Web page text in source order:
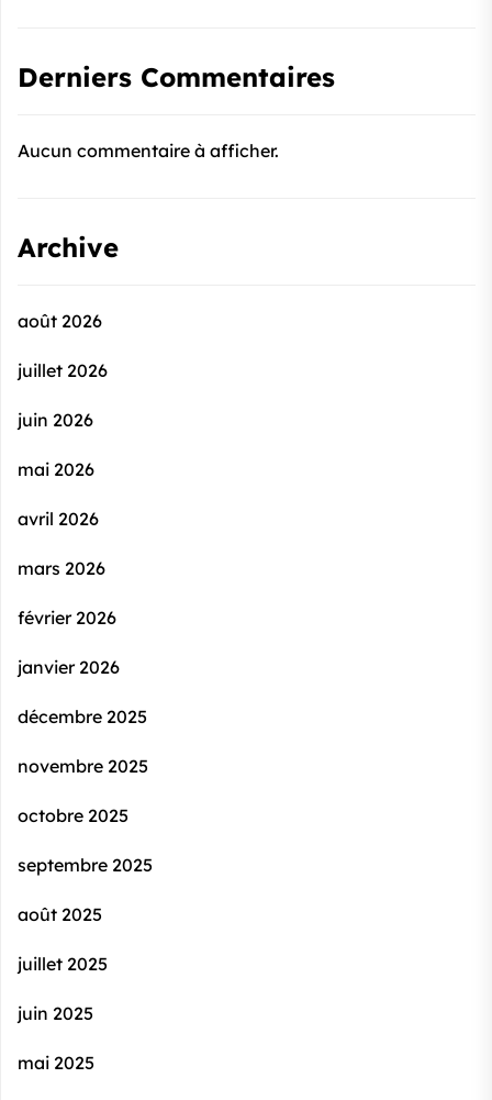
Derniers Commentaires
Aucun commentaire à afficher.
Archive
août 2026
juillet 2026
juin 2026
mai 2026
avril 2026
mars 2026
février 2026
janvier 2026
décembre 2025
novembre 2025
octobre 2025
septembre 2025
août 2025
juillet 2025
juin 2025
mai 2025